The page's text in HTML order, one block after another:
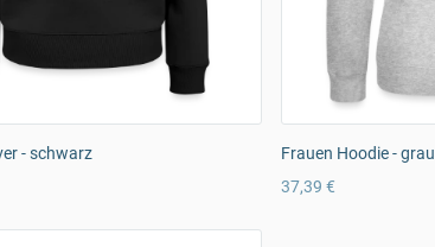
- schwarz
Frauen Hoodie - grau
37,39 €